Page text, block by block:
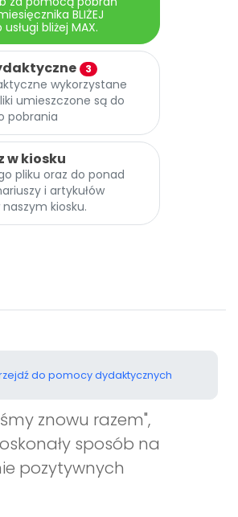
BLIŻEJ
usługi bliżej MAX.
3
wykorzystane
umieszczone są do
pobrania
w kiosku
pliku oraz do ponad
i artykułów
kiosku.
do pomocy dydaktycznych
znowu razem",
sposób na
pozytywnych